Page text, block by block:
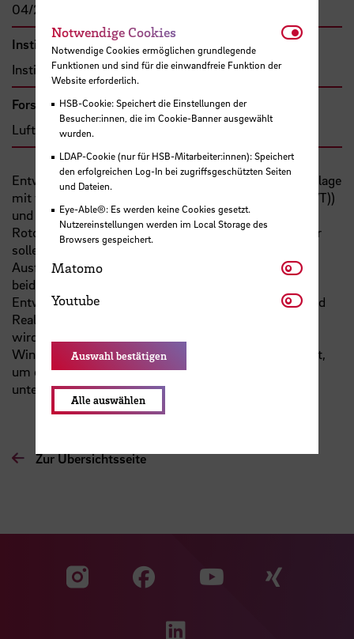
04/2025 - 03/2026
Institut
Institut für Aerospace-Technologie
Forschungs- und Transfercluster
Luft- und Raumfahrt
Entwicklung eines Rotors für eine Kleinwindenergieanlage
mit vertikaler Achse (Vertical Axis Wind Turbine (VAWT))
und einem Auftrieb nutzenden Rotor mit drei
Rotorblättern. Die Profil-Hinterkanten der Rotorblätter
sollen in einer Ausführung fest und in einer anderen
Ausführung aeroelastisch ausgelegt werden, um diese
beiden miteinander zu vergleichen. Das Ziel der
Entwicklung ist die aerodynamische Untersuchung und
Realisierung eines geeigneten Konzeptes. Ein Prototyp
wird gebaut und anschließend auf dem
Windenergietestfeld der Hochschule Bremen installiert,
um diesen unter realen Umweltbedingungen zu
untersuchen.
Zur Übersichtsseite
Zu unserer Facebook
Zu
Zu unserer
Notwendige Cookies
Notwendige Cookies ermöglichen grundlegende
Funktionen und sind für die einwandfreie Funktion der
Website erforderlich.
HSB-Cookie: Speichert die Einstellungen der
Besucher:innen, die im Cookie-Banner ausgewählt
wurden.
LDAP-Cookie (nur für HSB-Mitarbeiter:innen): Speichert
den erfolgreichen Log-In bei zugriffsgeschützten Seiten
und Dateien.
Eye-Able®: Es werden keine Cookies gesetzt.
Nutzereinstellungen werden im Local Storage des
Browsers gespeichert.
Matomo Matomo
Youtube Youtube
Auswahl bestätigen
Alle auswählen